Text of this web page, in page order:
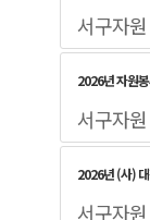
서구자원
2026년 자원
서구자원
2026년 (사)
서구자원